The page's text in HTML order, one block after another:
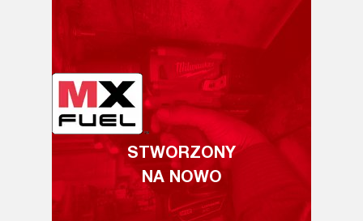
STWORZONY
NA NOWO